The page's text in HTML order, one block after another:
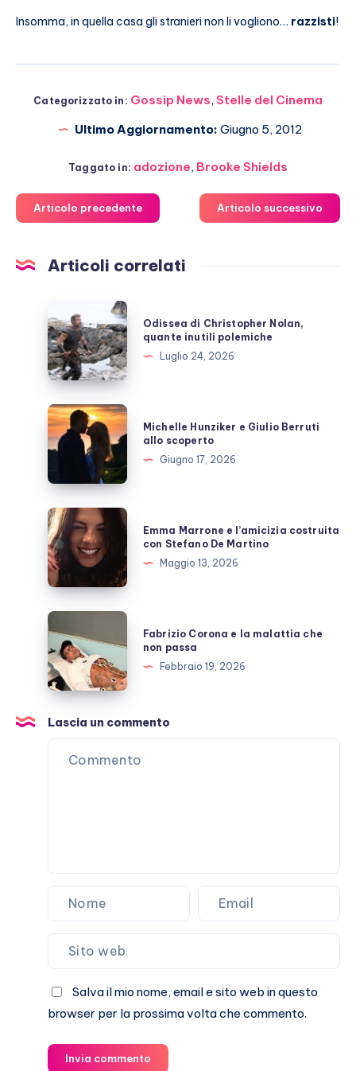
Insomma, in quella casa gli stranieri non li vogliono… razzisti!
Categorizzato in: Gossip News, Stelle del Cinema
Ultimo Aggiornamento: Giugno 5, 2012
Taggato in: adozione, Brooke Shields
Articolo precedente Articolo successivo
Articoli correlati
di
Christopher
Nolan,
quante
inutili
polemiche
Odissea di Christopher Nolan,
quante inutili polemiche
Luglio 24, 2026
Michelle
Hunziker
e
Berruti
allo
scoperto
Michelle Hunziker e Giulio Berruti
allo scoperto
Giugno 17, 2026
Emma
Marrone
e
l’amicizia
costruita
con
Stefano
De
Martino
Emma Marrone e l’amicizia costruita
con Stefano De Martino
Maggio 13, 2026
Fabrizio
Corona
e
la
malattia
che
non
passa
Fabrizio Corona e la malattia che
non passa
Febbraio 19, 2026
Lascia un commento
Salva il mio nome, email e sito web in questo
browser per la prossima volta che commento.
Invia commento